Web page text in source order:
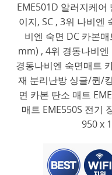
EME501D 알러지케
이지, SC , 3위 나비엔
비엔 숙면 DC 카본
mm) , 4위 경동나비엔
경동나비엔 숙면매트
재 분리난방 싱글/퀸/
면 카본 탄소 매트
매트 EME550S 전기
950 x